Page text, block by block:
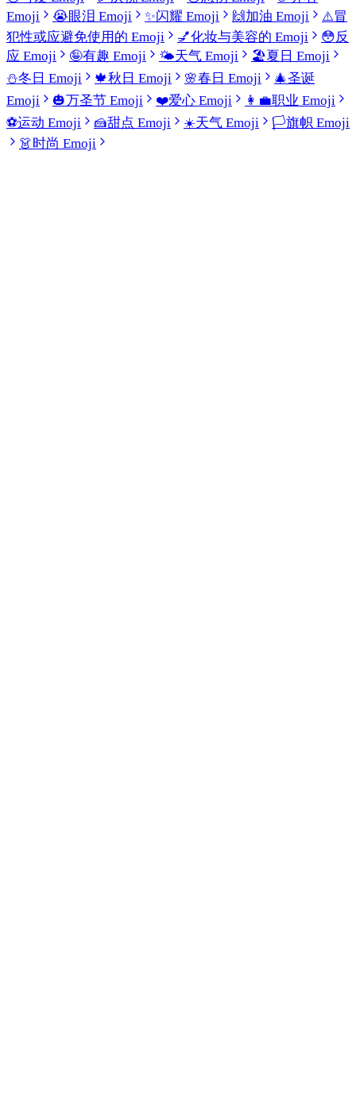
Emoji
😭眼泪 Emoji ✨闪耀 Emoji 🙌加油 Emoji ⚠️冒
犯性或应避免使用的 Emoji
💅化妆与美容的 Emoji 😳反
应 Emoji
🤪有趣 Emoji 🌤️天气 Emoji 🏖️夏日 Emoji
⛄冬日 Emoji 🍁秋日 Emoji 🌸春日 Emoji 🎄圣诞
Emoji
🎃万圣节 Emoji ❤️爱心 Emoji 👩‍💼职业 Emoji
⚽运动 Emoji 🍰甜点 Emoji ☀️天气 Emoji 🏳️旗帜 Emoji
👗时尚 Emoji